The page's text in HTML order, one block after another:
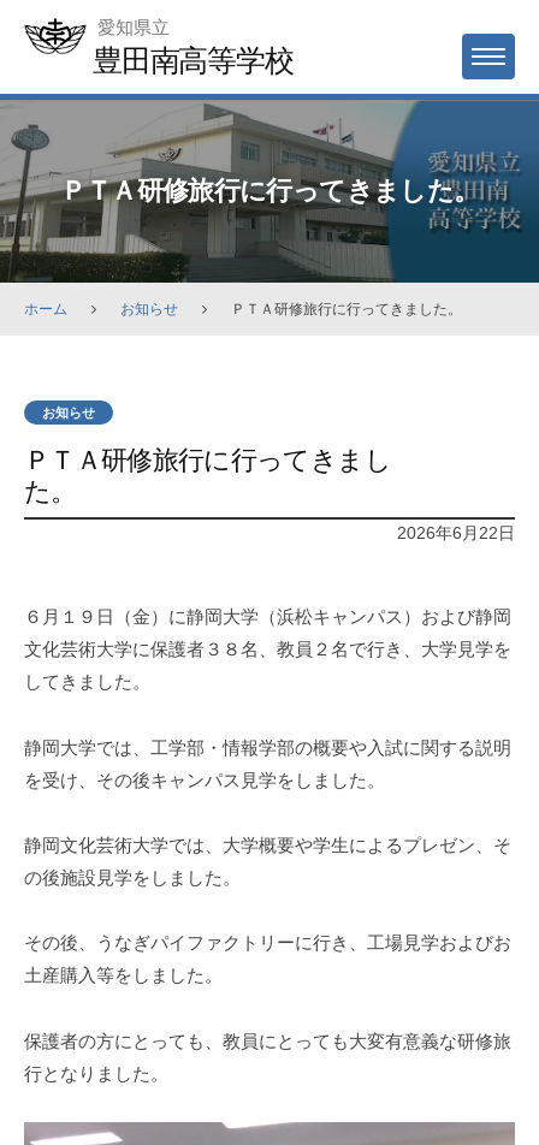
愛知県立
豊田南高等学校 MENU
ＰＴＡ研修旅行に行ってきました。
ホーム お知らせ ＰＴＡ研修旅行に行ってきました。
お知らせ
ＰＴＡ研修旅行に行ってきまし
た。
2026年6月22日
６月１９日（金）に静岡大学（浜松キャンパス）および静岡
文化芸術大学に保護者３８名、教員２名で行き、大学見学を
してきました。
静岡大学では、工学部・情報学部の概要や入試に関する説明
を受け、その後キャンパス見学をしました。
静岡文化芸術大学では、大学概要や学生によるプレゼン、そ
の後施設見学をしました。
その後、うなぎパイファクトリーに行き、工場見学およびお
土産購入等をしました。
保護者の方にとっても、教員にとっても大変有意義な研修旅
行となりました。